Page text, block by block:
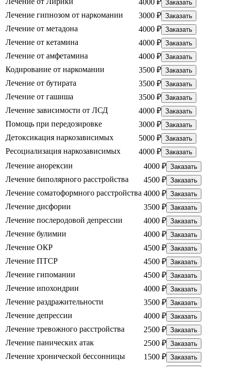
Заказать
Лечение гипнозом от наркомании 3000 ₽ Заказать
Лечение от метадона 4000 ₽ Заказать
Лечение от кетамина 4000 ₽ Заказать
Лечение от амфетамина 4000 ₽ Заказать
Кодирование от наркомании 3500 ₽ Заказать
Лечение от бутирата 3500 ₽ Заказать
Лечение от гашиша 3500 ₽ Заказать
Лечение зависимости от ЛСД 4000 ₽ Заказать
Помощь при передозировке 3000 ₽ Заказать
Детоксикация наркозависимых 5000 ₽ Заказать
Ресоциализация наркозависимых 4000 ₽ Заказать
Лечение анорексии 4000 ₽ Заказать
Лечение биполярного расстройства 4500 ₽ Заказать
Лечение соматоформного расстройства 4000 ₽ Заказать
Лечение дисфории 3500 ₽ Заказать
Лечение послеродовой депрессии 4000 ₽ Заказать
Лечение булимии 4000 ₽ Заказать
Лечение ОКР 4500 ₽ Заказать
Лечение ПТСР 4500 ₽ Заказать
Лечение гипомании 4500 ₽ Заказать
Лечение ипохондрии 4000 ₽ Заказать
Лечение раздражительности 3500 ₽ Заказать
Лечение депрессии 4000 ₽ Заказать
Лечение тревожного расстройства 2500 ₽ Заказать
Лечение панических атак 2500 ₽ Заказать
Лечение хронической бессонницы 1500 ₽ Заказать